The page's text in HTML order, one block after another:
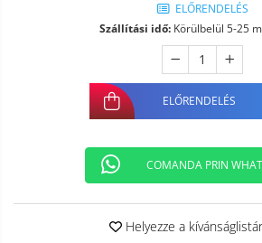
ELŐRENDELÉS
Szállítási idő: Körülbelül 5-25
ELŐRENDELÉS
COMANDA PRIN
Helyezze a